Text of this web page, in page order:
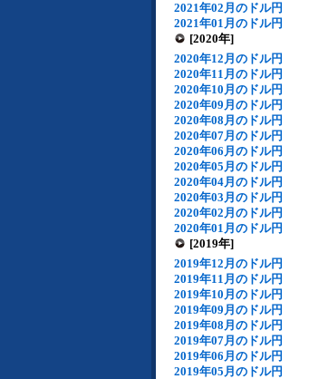
2021年02月のドル円
2021年01月のドル円
[2020年]
2020年12月のドル円
2020年11月のドル円
2020年10月のドル円
2020年09月のドル円
2020年08月のドル円
2020年07月のドル円
2020年06月のドル円
2020年05月のドル円
2020年04月のドル円
2020年03月のドル円
2020年02月のドル円
2020年01月のドル円
[2019年]
2019年12月のドル円
2019年11月のドル円
2019年10月のドル円
2019年09月のドル円
2019年08月のドル円
2019年07月のドル円
2019年06月のドル円
2019年05月のドル円